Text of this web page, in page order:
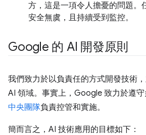
方，這是一項令人擔憂的問題。
安全無虞，且持續受到監控。
Google 的 AI 開發原則
我們致力於以負責任的方式開發技術
AI 領域。事實上，Google 致力於遵
中央團隊負責控管和實施。
簡而言之，AI 技術應用的目標如下：